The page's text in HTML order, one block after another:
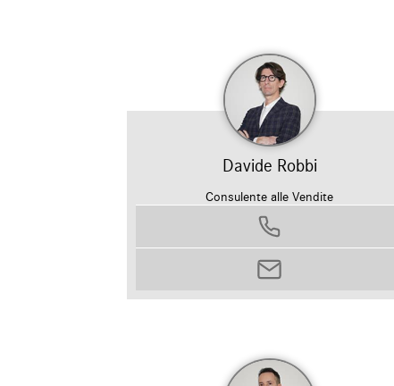
Davide Robbi
Consulente alle Vendite
0458799311
davide.robbi@autosilver.it